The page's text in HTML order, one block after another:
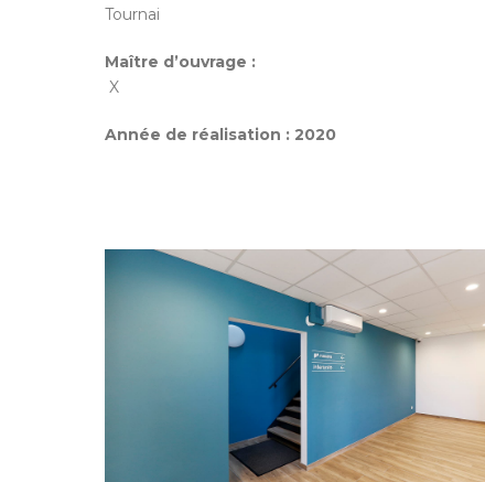
Tournai
Maître d’ouvrage :
X
Année de réalisation :2020